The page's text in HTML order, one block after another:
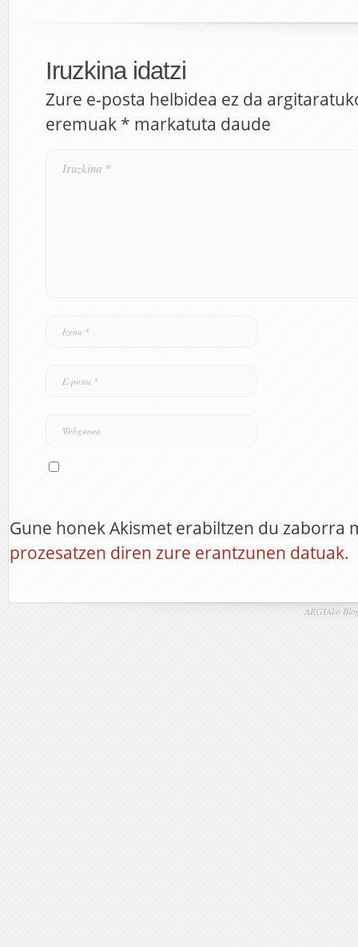
Iruzkina idatzi
Zure e-posta helbidea ez da
eremuak * markatuta daude
Gune honek Akismet erabiltzen du zaborra
prozesatzen diren zure erantzunen datuak.
ARGIAko